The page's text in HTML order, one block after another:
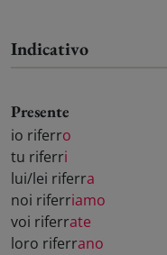
Indicativo
Presente
io riferro
tu riferri
lui/lei riferra
noi riferriamo
voi riferrate
loro riferrano